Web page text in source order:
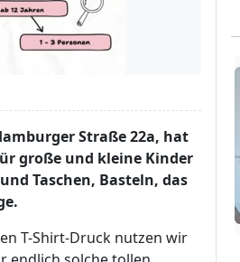
Straße 22a, hat
große und kleine Kinder
Taschen, Basteln, das
T-Shirt-Druck nutzen wir